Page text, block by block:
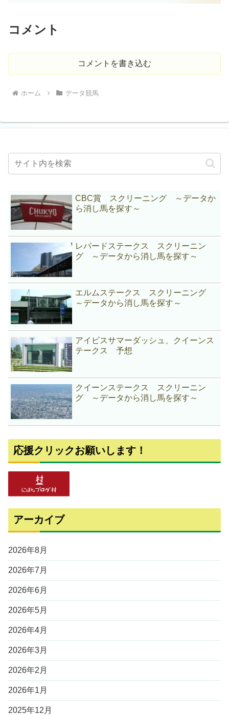
コメント
コメントを書き込む
ホーム データ競馬
CBC賞 スクリーニング ～データか
ら消し馬を探す～
レパードステークス スクリーニン
グ ～データから消し馬を探す～
エルムステークス スクリーニング
～データから消し馬を探す～
アイビスサマーダッシュ、クイーンス
テークス 予想
クイーンステークス スクリーニン
グ ～データから消し馬を探す～
応援クリックお願いします！
アーカイブ
2026年8月
2026年7月
2026年6月
2026年5月
2026年4月
2026年3月
2026年2月
2026年1月
2025年12月